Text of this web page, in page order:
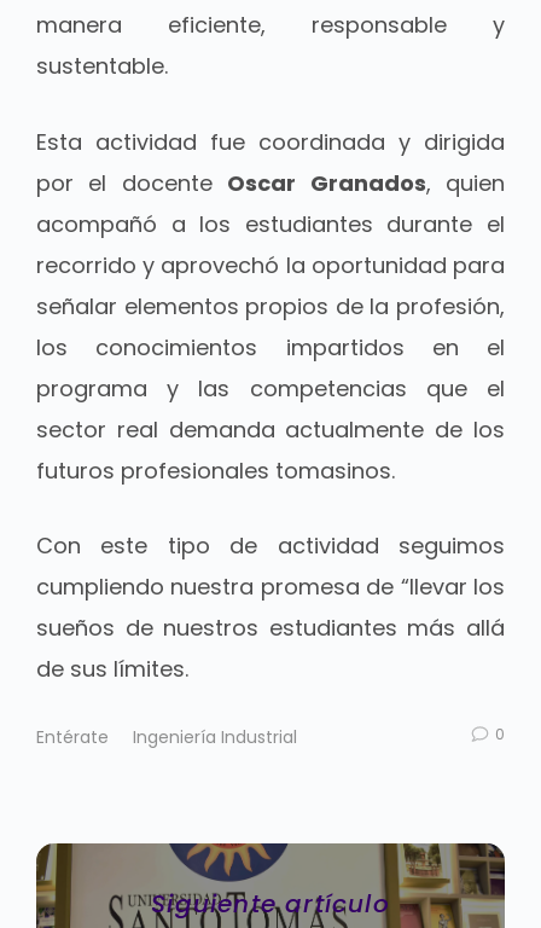
manera eficiente, responsable y
sustentable.
Esta actividad fue coordinada y dirigida
por el docente Oscar Granados, quien
acompañó a los estudiantes durante el
recorrido y aprovechó la oportunidad para
señalar elementos propios de la profesión,
los conocimientos impartidos en el
programa y las competencias que el
sector real demanda actualmente de los
futuros profesionales tomasinos.
Con este tipo de actividad seguimos
cumpliendo nuestra promesa de “llevar los
sueños de nuestros estudiantes más allá
de sus límites.
Entérate Ingeniería Industrial 0
Siguiente artículo